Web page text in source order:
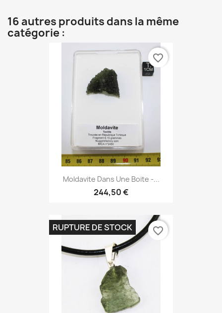
16 autres produits dans la même
catégorie :
Moldavite Dans Une Boite -...
244,50 €
favorite_border
RUPTURE DE STOCK favorite_border